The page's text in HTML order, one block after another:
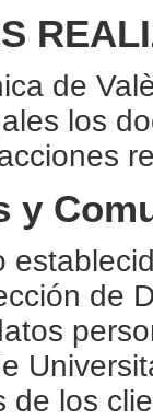
de
los
y
de
de los